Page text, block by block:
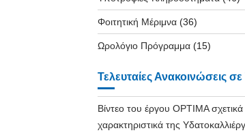
Φοιτητική Μέριμνα(36)
Ωρολόγιο Πρόγραμμα(15)
Τελευταίες Ανακοινώσεις σε
Βίντεο του έργου OPTIMA
χαρακτηριστικά της